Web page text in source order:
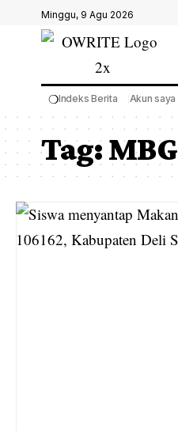
Minggu, 9 Agu 2026
❍Indeks Berita Akun saya
Tag:MBG